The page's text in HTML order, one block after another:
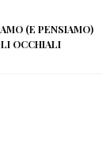
(E PENSIAMO)
OCCHIALI